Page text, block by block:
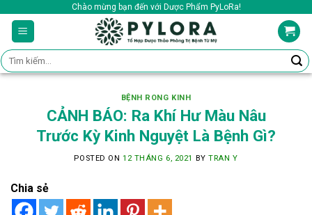
content
Chào mừng bạn đến với Dược Phẩm PyLoRa!
Tìm
kiếm:
BỆNH RONG KINH
CẢNH BÁO: Ra Khí Hư Màu Nâu
Trước Kỳ Kinh Nguyệt Là Bệnh Gì?
POSTED ON 12 THÁNG 6, 2021 BYTRAN Y
Chia sẻ